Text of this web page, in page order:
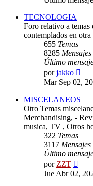
TECNOLOGIA
Foro relativo a temas
contemplados en
655 Temas
8285 Mensajes
Último
porjakko
Mar Sep 02,
MISCELANEOS
Otro Temas
Merchandising, -
musica, TV , Otros
322 Temas
3117 Mensajes
Último
porZZT
Jue Abr 02,